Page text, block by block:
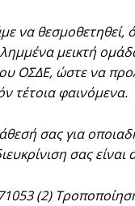
να θεσμοθετηθεί,
μεικτή
ΟΣΔΕ, ώστε να
τέτοια φαινόμενα.
σας για
σας είναι
(2)